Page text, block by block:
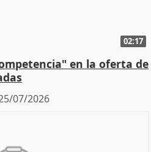
02:17
en la oferta de
07/2026